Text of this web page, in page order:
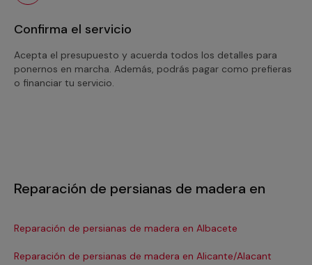
Confirma el servicio
Acepta el presupuesto y acuerda todos los detalles para
ponernos en marcha. Además, podrás pagar como prefieras
o financiar tu servicio.
Reparación de persianas de madera en
Reparación de persianas de madera en Albacete
Reparación de persianas de madera en Alicante/Alacant